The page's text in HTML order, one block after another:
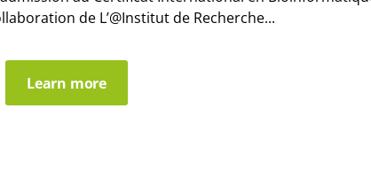
de L’@Institut de Recherche...
Learn more